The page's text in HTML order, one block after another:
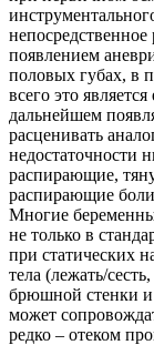
появлением
половых губах, в
всего это
дальнейшем
расценивать
недостаточности
распирающие,
распирающие
Многие
не только в
при статических
тела (лежать/
брюшной стенки и
может
редко – отеком